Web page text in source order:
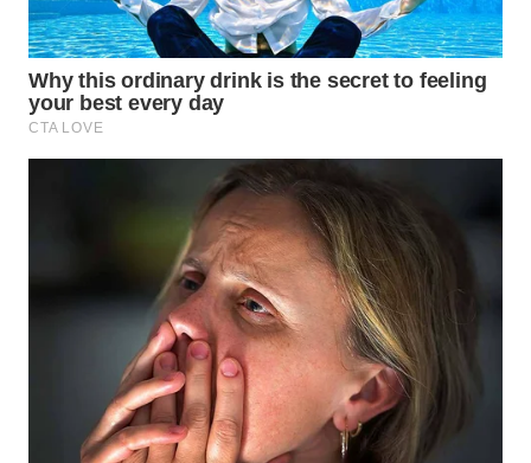
BOROBUDUR
WN
MADURA
WN
WN
MANDALIKA